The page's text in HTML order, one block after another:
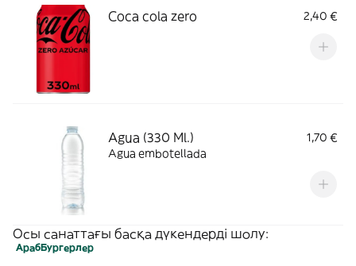
Coca cola zero 2,40 €
Agua (330 Ml.)
1,70 €
Agua embotellada
Осы санаттағы басқа дүкендерді шолу:
АрабБургерлер